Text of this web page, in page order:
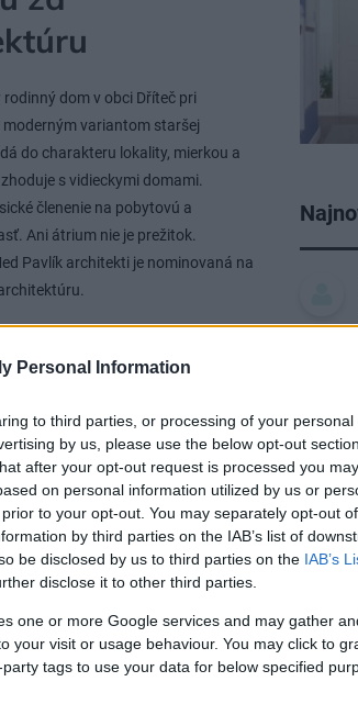
Personal Information
to third parties, or processing of your personal
by us, please use the below opt-out
after your opt-out request is processed you may
on personal information utilized by us or
to your opt-out. You may separately opt-out
by third parties on the IAB’s list of
be disclosed by us to third parties on the IAB’s
disclose it to other third parties.
one or more Google services and may gather
your visit or usage behaviour. You may click to
tags to use your data for below specified
dom v obci Dříteč pri
moderným variantom staršej
do charakteru lokality, mierkou a
s vidieckymi domami.
členenie na pobytovú a
Ani átrium nie je prežitok.
Pavlík architekti je nominovaná na
vyše 80-
žilinského
vrátila
vzhľad.
by ste, že sa